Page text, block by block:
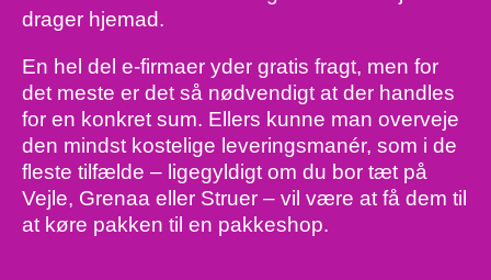
drager hjemad.
En hel del e-firmaer yder gratis fragt, men for
det meste er det så nødvendigt at der handles
for en konkret sum. Ellers kunne man overveje
den mindst kostelige leveringsmanér, som i de
fleste tilfælde – ligegyldigt om du bor tæt på
Vejle, Grenaa eller Struer – vil være at få dem til
at køre pakken til en pakkeshop.